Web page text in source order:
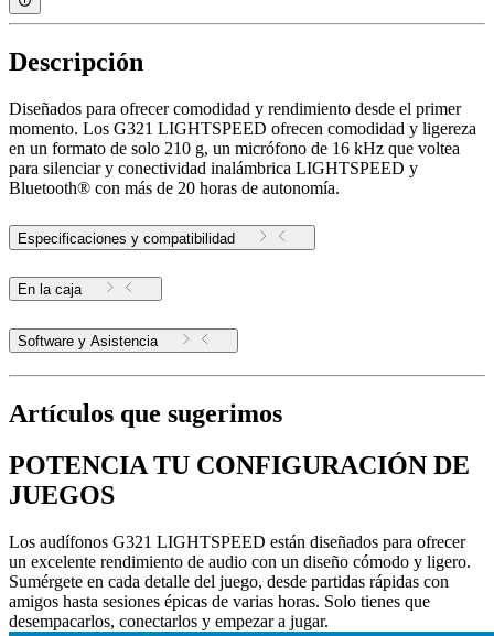
Descripción
Diseñados para ofrecer comodidad y rendimiento desde el primer
momento. Los G321 LIGHTSPEED ofrecen comodidad y ligereza
en un formato de solo 210 g, un micrófono de 16 kHz que voltea
para silenciar y conectividad inalámbrica LIGHTSPEED y
Bluetooth® con más de 20 horas de autonomía.
Especificaciones y compatibilidad
En la caja
Software y Asistencia
Artículos que sugerimos
POTENCIA TU CONFIGURACIÓN DE
JUEGOS
Los audífonos G321 LIGHTSPEED están diseñados para ofrecer
un excelente rendimiento de audio con un diseño cómodo y ligero.
Sumérgete en cada detalle del juego, desde partidas rápidas con
amigos hasta sesiones épicas de varias horas. Solo tienes que
desempacarlos, conectarlos y empezar a jugar.